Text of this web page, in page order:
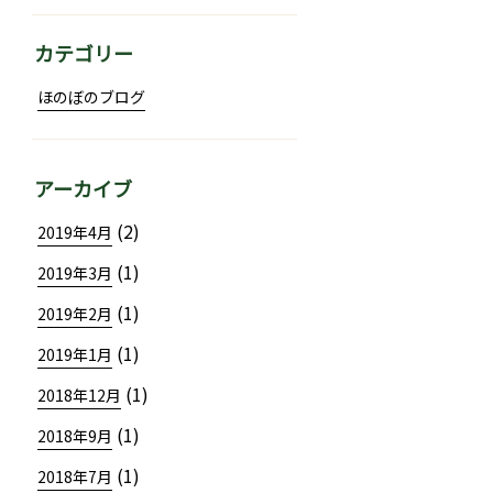
カテゴリー
ほのぼのブログ
アーカイブ
2019年4月 (2)
2019年3月 (1)
2019年2月 (1)
2019年1月 (1)
2018年12月 (1)
2018年9月 (1)
2018年7月 (1)